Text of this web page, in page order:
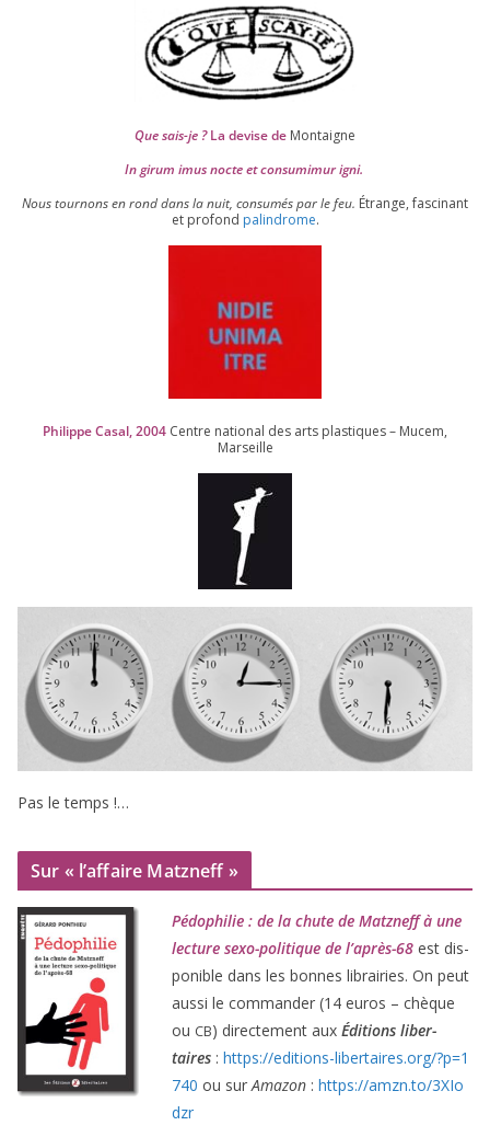
Que sais-je ?La devise de Montaigne
In girum imus nocte et consu­mi­mur igni.
Nous tour­nons en rond dans la nuit, consu­més par le feu. Étrange, fas­ci­nant
et pro­fond palin­drome.
Philippe Casal,2004 Centre natio­nal des arts plas­tiques – Mucem,
Marseille
Pas le temps !…
Sur « l’affaire Matzneff »
Pédophilie : de la chute de Matzneff à une
lec­ture sexo-poli­tique de l’après-68 est dis­
po­nible dans les bonnes librai­ries. On peut
aus­si le com­man­der (14 euros – chèque
ou CB) direc­te­ment aux Éditions liber­
taires : https://​edi​tions​-liber​taires​.org/​?​p​=​1
740 ou surAmazon : https://​amzn​.to/​3​X​I​o​
dzr